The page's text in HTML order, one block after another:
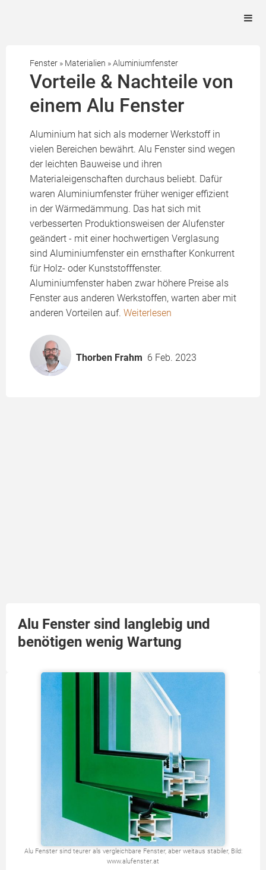
Fenster » Materialien »Aluminiumfenster
Vorteile & Nachteile von
einem Alu Fenster
Aluminium hat sich als moderner Werkstoff in
vielen Bereichen bewährt. Alu Fenster sind wegen
der leichten Bauweise und ihren
Materialeigenschaften durchaus beliebt. Dafür
waren Aluminiumfenster früher weniger effizient
in der Wärmedämmung. Das hat sich mit
verbesserten Produktionsweisen der Alufenster
geändert - mit einer hochwertigen Verglasung
sind Aluminiumfenster ein ernsthafter Konkurrent
für Holz- oder Kunststofffenster.
Aluminiumfenster haben zwar höhere Preise als
Fenster aus anderen Werkstoffen, warten aber mit
anderen Vorteilen auf. Weiterlesen
Thorben Frahm 6 Feb. 2023
Alu Fenster sind langlebig und
benötigen wenig Wartung
Alu Fenster sind teurer als vergleichbare Fenster, aber weitaus stabiler, Bild:
www.alufenster.at